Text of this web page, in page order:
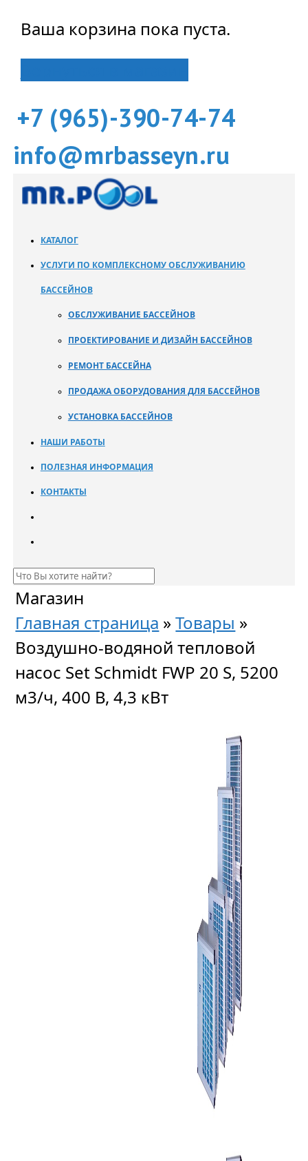
Ваша корзина пока пуста.
+7 (965)-390-74-74
info@mrbasseyn.ru
КАТАЛОГ
УСЛУГИ ПО КОМПЛЕКСНОМУ ОБСЛУЖИВАНИЮ
БАССЕЙНОВ
ОБСЛУЖИВАНИЕ БАССЕЙНОВ
ПРОЕКТИРОВАНИЕ И ДИЗАЙН БАССЕЙНОВ
РЕМОНТ БАССЕЙНА
ПРОДАЖА ОБОРУДОВАНИЯ ДЛЯ БАССЕЙНОВ
УСТАНОВКА БАССЕЙНОВ
НАШИ РАБОТЫ
ПОЛЕЗНАЯ ИНФОРМАЦИЯ
КОНТАКТЫ
Магазин
Главная страница »Товары »
Воздушно-водяной тепловой
насос Set Schmidt FWP 20 S, 5200
м3/ч, 400 В, 4,3 кВт